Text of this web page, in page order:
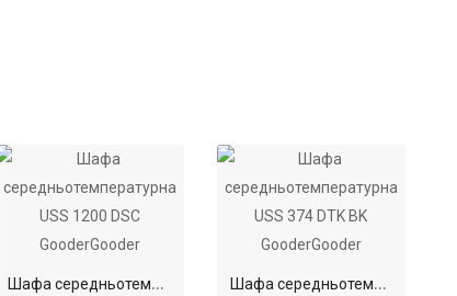
Ш
афа середньотемпературна USS 1200 DSC GooderGooder Ш
афа середньотемпературна USS 374 DTK BK GooderGooder